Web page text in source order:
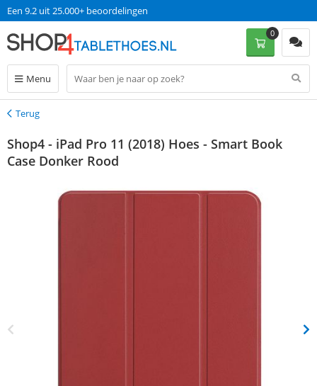
Een 9.2 uit 25.000+ beoordelingen
Menu
0
Terug
Terug
Shop4 - iPad Pro 11 (2018) Hoes - Smart Book
Case Donker Rood